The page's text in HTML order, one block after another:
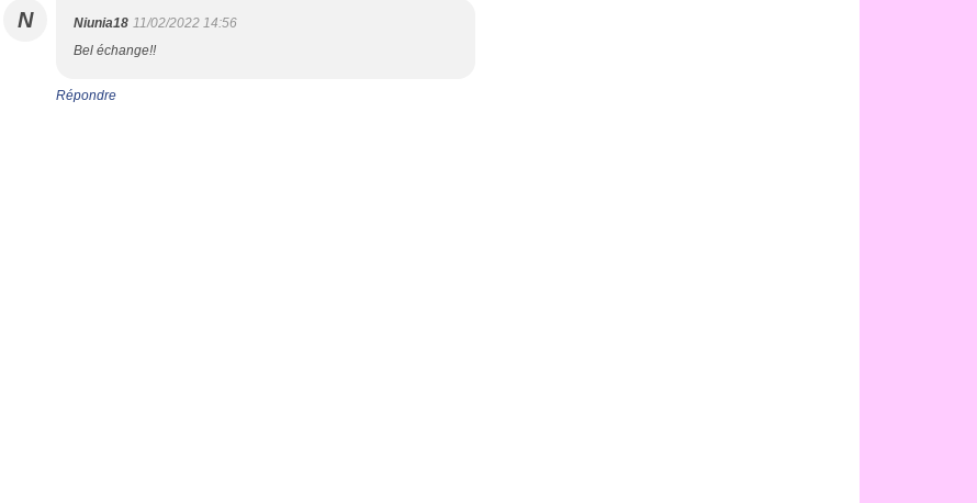
N Niunia18 11/02/2022 14:56
Bel échange!!
Répondre